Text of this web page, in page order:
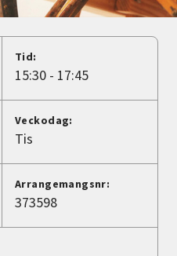
Tid:
15:30 - 17:45
Veckodag:
Tis
Arrangemangsnr:
373598